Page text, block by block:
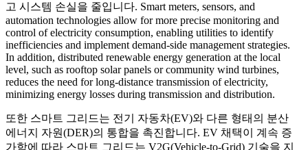
고 시스템 손실을 줄입니다. Smart meters, sensors, and
automation technologies allow for more precise monitoring and
control of electricity consumption, enabling utilities to identify
inefficiencies and implement demand-side management strategies.
In addition, distributed renewable energy generation at the local
level, such as rooftop solar panels or community wind turbines,
reduces the need for long-distance transmission of electricity,
minimizing energy losses during transmission and distribution.
또한 스마트 그리드는 전기 자동차(EV)와 다른 형태의 분산
에너지 자원(DER)의 통합을 촉진합니다. EV 채택이 계속 증
가함에 따라 스마트 그리드는 V2G(Vehicle-to-Grid) 기술을 지